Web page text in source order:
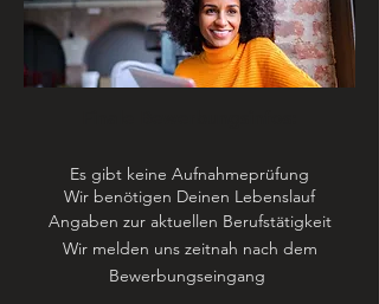
Es gibt keine Aufnahmeprüfung
Wir benötigen Deinen Lebenslauf
Angaben zur aktuellen Berufstätigkeit
Wir melden uns zeitnah nach dem
Bewerbungseingang